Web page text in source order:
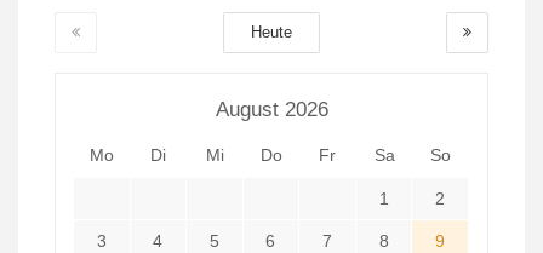
August 2026
Mo Di Mi Do Fr Sa So
1 2
3 4 5 6 7 8 9
Heute